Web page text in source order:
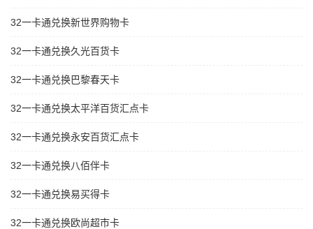
32一卡通兑换新世界购物卡
32一卡通兑换久光百货卡
32一卡通兑换巴黎春天卡
32一卡通兑换太平洋百货汇点卡
32一卡通兑换永安百货汇点卡
32一卡通兑换八佰伴卡
32一卡通兑换易买得卡
32一卡通兑换欧尚超市卡